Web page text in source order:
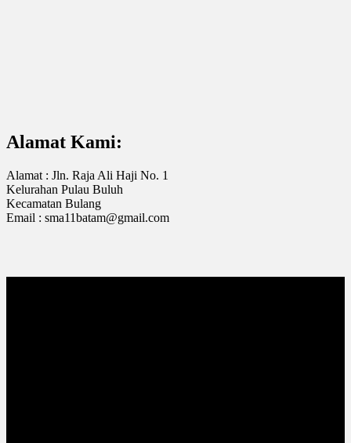
Alamat Kami:
Alamat : Jln. Raja Ali Haji No. 1
Kelurahan Pulau Buluh
Kecamatan Bulang
Email : sma11batam@gmail.com